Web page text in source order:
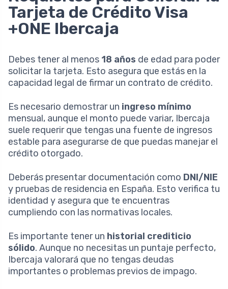
Tarjeta de Crédito Visa
+ONE Ibercaja
Debes tener al menos 18 años de edad para poder
solicitar la tarjeta. Esto asegura que estás en la
capacidad legal de firmar un contrato de crédito.
Es necesario demostrar un ingreso mínimo
mensual, aunque el monto puede variar, Ibercaja
suele requerir que tengas una fuente de ingresos
estable para asegurarse de que puedas manejar el
crédito otorgado.
Deberás presentar documentación como DNI/NIE
y pruebas de residencia en España. Esto verifica tu
identidad y asegura que te encuentras
cumpliendo con las normativas locales.
Es importante tener un historial crediticio
sólido. Aunque no necesitas un puntaje perfecto,
Ibercaja valorará que no tengas deudas
importantes o problemas previos de impago.